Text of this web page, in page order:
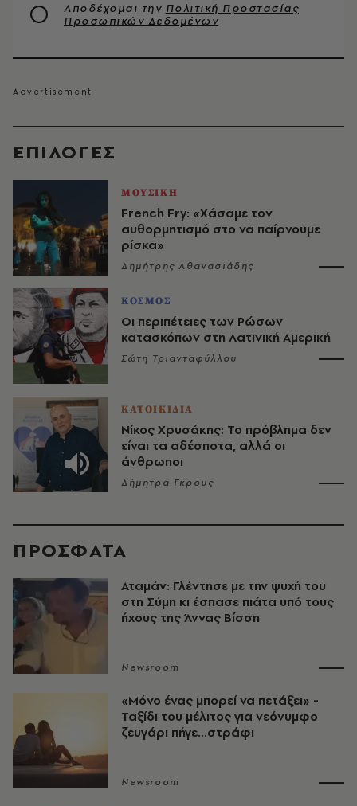
EΠΙΛΟΓΈΣ
ΜΟΥΣΙΚΗ
French Fry: «Χάσαμε τον
αυθορμητισμό στο να παίρνουμε
ρίσκα»
Δημήτρης Αθανασιάδης
ΚΟΣΜΟΣ
Οι περιπέτειες των Ρώσων
κατασκόπων στη Λατινική Αμερική
Σώτη Τριανταφύλλου
ΚΑΤΟΙΚΙΔΙΑ
Νίκος Χρυσάκης: Το πρόβλημα δεν
είναι τα αδέσποτα, αλλά οι
άνθρωποι
Δήμητρα Γκρους
Αποδέχομαι την Πολιτική Προστασίας
Προσωπικών Δεδομένων
ΠΡΟΣΦΑΤΑ
Αταμάν: Γλέντησε με την ψυχή του
στη Σύμη κι έσπασε πιάτα υπό τους
ήχους της Άννας Βίσση
Newsroom
«Μόνο ένας μπορεί να πετάξει» -
Ταξίδι του μέλιτος για νεόνυμφο
ζευγάρι πήγε...στράφι
Newsroom